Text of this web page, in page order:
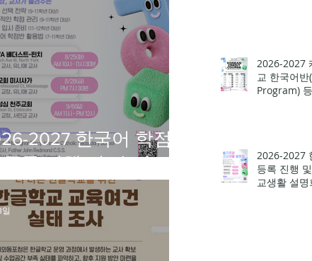
2027 한국어 학점
록 진행 및 ‘슬기로
고교생활 설명회’ 3회
일
2026-2027
교 한국어
Program)
2026-2027
등록 진행
교생활 설명